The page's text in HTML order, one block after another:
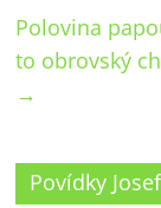
Polovina
to obrovský
→
Povídky